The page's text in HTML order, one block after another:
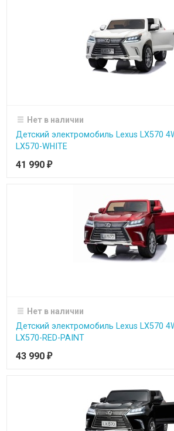
Нет в наличии
Детский электромобиль Lexus LX570
LX570-WHITE
41 990 ₽
Нет в наличии
Детский электромобиль Lexus LX570
LX570-RED-PAINT
43 990 ₽